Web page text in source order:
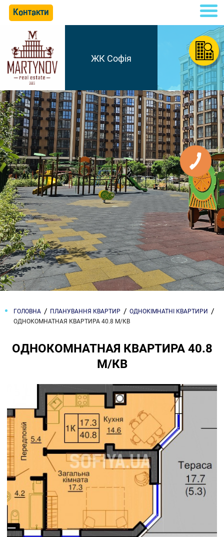
Контакти
ЖК Софія
ГОЛОВНА ПЛАНУВАННЯ КВАРТИР
ОДНОКІМНАТНІ КВАРТИРИ
ОДНОКОМНАТНАЯ КВАРТИРА 40.8 М/КВ
ОДНОКОМНАТНАЯ КВАРТИРА 40.8
М/КВ